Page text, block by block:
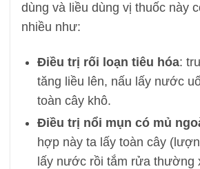
dùng và liều dùng vị thuốc này
nhiều như:
Điều trị rối loạn tiêu hóa:
tăng liều lên, nấu lấy nước
toàn cây khô.
Điều trị nổi mụn có mủ
hợp này ta lấy toàn cây
lấy nước rồi tắm rửa thường